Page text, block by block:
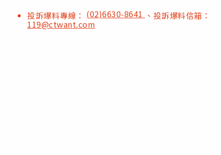
投訴爆料專線： (02)6630-8641 、投訴爆料信箱：
119@ctwant.com